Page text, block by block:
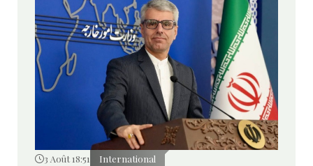
3 Août 18:51 International